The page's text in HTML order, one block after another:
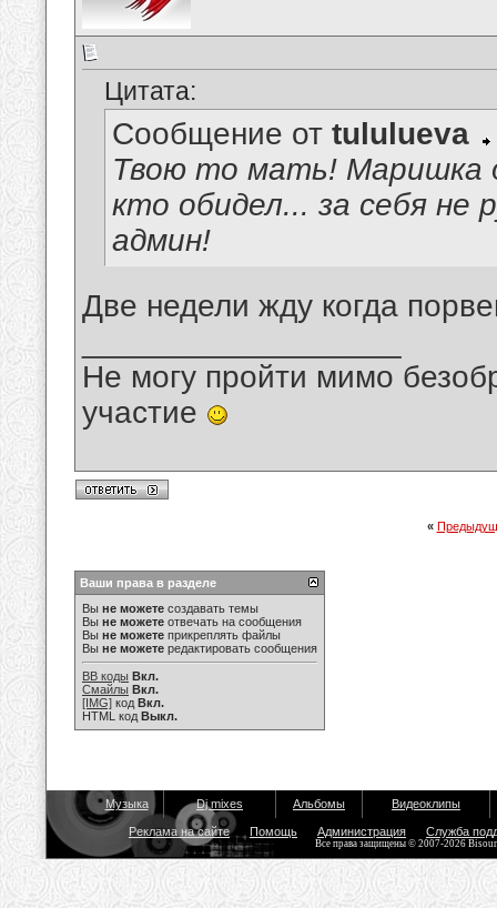
Цитата:
Сообщение от tululueva
Твою то мать! Маришка
кто обидел... за себя не
админ!
Две недели жду когда
Не могу пройти мимо
участие
«
Ваши права в разделе
Вы не можете создавать темы
Вы не можете отвечать на сообщения
Вы не можете прикреплять файлы
Вы не можете редактировать сообщения
BB коды Вкл.
Смайлы Вкл.
[IMG] код Вкл.
HTML код Выкл.
Музыка Dj mixes Альбомы Видеоклипы
Реклама на сайте Помощь Администрация Служба
Все права защищены © 2007-2026